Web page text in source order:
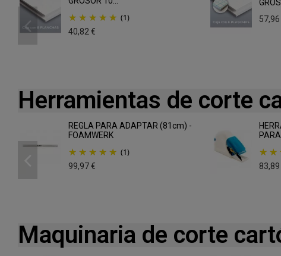
(1)
40,82 €
57,96
Herramientas de corte
REGLA PARA ADAPTAR (81cm) -
FOAMWERK
(1)
99,97 €
PARA...
83,89
Maquinaria de corte